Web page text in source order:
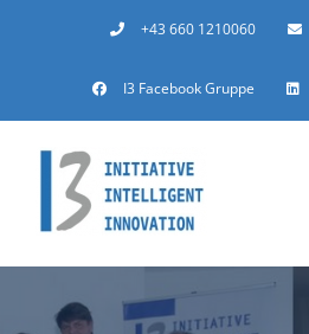
+43 660 1210060
I3 Facebook Gruppe